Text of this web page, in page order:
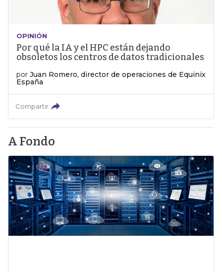
OPINIÓN
Por qué la IA y el HPC están dejando
obsoletos los centros de datos tradicionales
por Juan Romero, director de operaciones de Equinix
España
Compartir
A Fondo